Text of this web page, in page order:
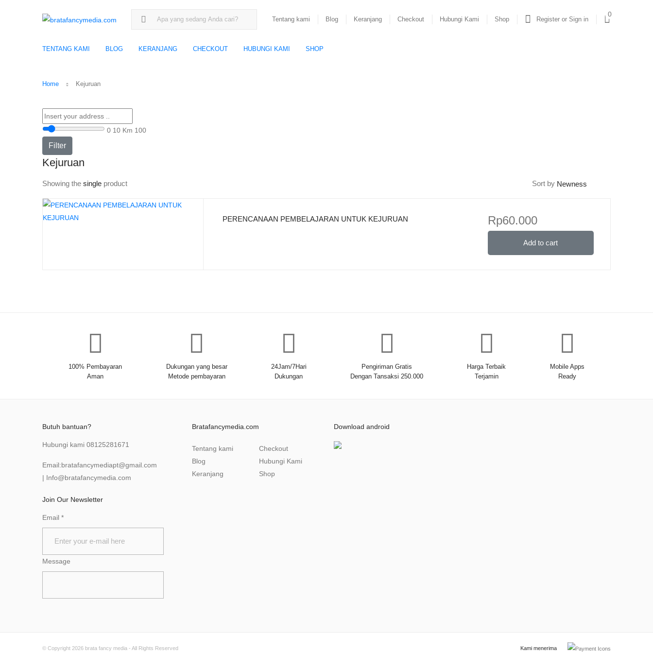
Search for:
Tentang kami Blog Keranjang Checkout Hubungi Kami Shop Register or Sign in
0
TENTANG KAMI BLOG KERANJANG CHECKOUT HUBUNGI KAMI SHOP
Home Kejuruan
0 10 Km 100
Filter
Kejuruan
Showing the single product Sort by
PERENCANAAN PEMBELAJARAN UNTUK KEJURUAN Rp60.000
Add to cart
100% Pembayaran
Aman
Dukungan yang besar
Metode pembayaran
24Jam/7Hari
Dukungan
Pengiriman Gratis
Dengan Tansaksi 250.000
Harga Terbaik
Terjamin
Mobile Apps
Ready
Butuh bantuan?
Hubungi kami 08125281671
Email:bratafancymediapt@gmail.com
| Info@bratafancymedia .com
Join Our Newsletter
Email *
Message
Bratafancymedia.com
Tentang kami
Blog
Keranjang
Checkout
Hubungi Kami
Shop
Download android
Kami menerima
© Copyright 2026 brata fancy media - All Rights Reserved